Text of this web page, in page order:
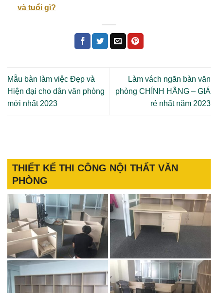
và tuổi gì?
Mẫu bàn làm việc Đẹp và
Hiện đại cho dân văn phòng
mới nhất 2023
Làm vách ngăn bàn văn
phòng CHÍNH HÃNG – GIÁ
rẻ nhất năm 2023
THIẾT KẾ THI CÔNG NỘI THẤT VĂN
PHÒNG